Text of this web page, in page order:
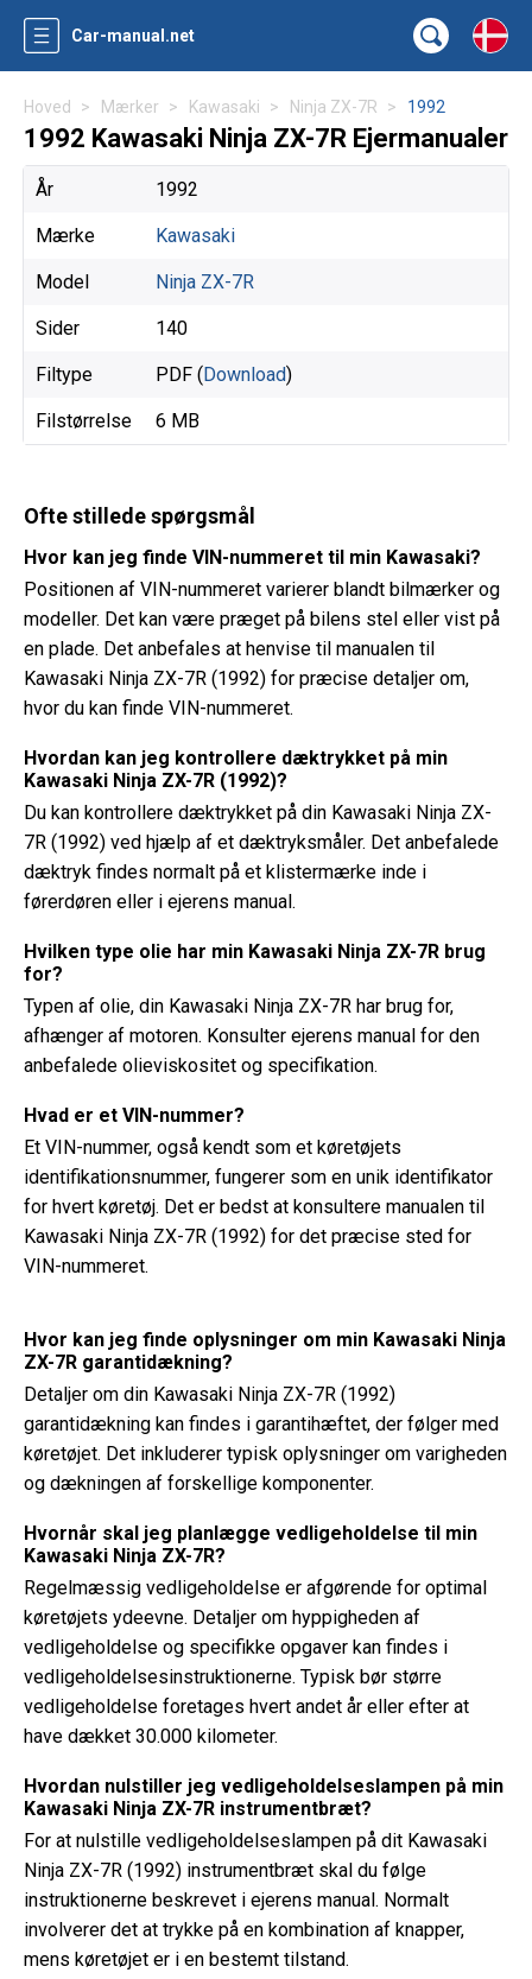
Car-manual.net
Hoved Mærker Kawasaki Ninja ZX-7R 1992
1992 Kawasaki Ninja ZX-7R Ejermanualer
År 1992
Mærke Kawasaki
Model Ninja ZX-7R
Sider 140
Filtype PDF (Download)
Filstørrelse 6 MB
Ofte stillede spørgsmål
Hvor kan jeg finde VIN-nummeret til min Kawasaki?
Positionen af ​​VIN-nummeret varierer blandt bilmærker og
modeller. Det kan være præget på bilens stel eller vist på
en plade. Det anbefales at henvise til manualen til
Kawasaki Ninja ZX-7R (1992) for præcise detaljer om,
hvor du kan finde VIN-nummeret.
Hvordan kan jeg kontrollere dæktrykket på min
Kawasaki Ninja ZX-7R (1992)?
Du kan kontrollere dæktrykket på din Kawasaki Ninja ZX-
7R (1992) ved hjælp af et dæktryksmåler. Det anbefalede
dæktryk findes normalt på et klistermærke inde i
førerdøren eller i ejerens manual.
Hvilken type olie har min Kawasaki Ninja ZX-7R brug
for?
Typen af ​​olie, din Kawasaki Ninja ZX-7R har brug for,
afhænger af motoren. Konsulter ejerens manual for den
anbefalede olieviskositet og specifikation.
Hvad er et VIN-nummer?
Et VIN-nummer, også kendt som et køretøjets
identifikationsnummer, fungerer som en unik identifikator
for hvert køretøj. Det er bedst at konsultere manualen til
Kawasaki Ninja ZX-7R (1992) for det præcise sted for
VIN-nummeret.
Hvor kan jeg finde oplysninger om min Kawasaki Ninja
ZX-7R garantidækning?
Detaljer om din Kawasaki Ninja ZX-7R (1992)
garantidækning kan findes i garantihæftet, der følger med
køretøjet. Det inkluderer typisk oplysninger om varigheden
og dækningen af ​​forskellige komponenter.
Hvornår skal jeg planlægge vedligeholdelse til min
Kawasaki Ninja ZX-7R?
Regelmæssig vedligeholdelse er afgørende for optimal
køretøjets ydeevne. Detaljer om hyppigheden af ​​
vedligeholdelse og specifikke opgaver kan findes i
vedligeholdelsesinstruktionerne. Typisk bør større
vedligeholdelse foretages hvert andet år eller efter at
have dækket 30.000 kilometer.
Hvordan nulstiller jeg vedligeholdelseslampen på min
Kawasaki Ninja ZX-7R instrumentbræt?
For at nulstille vedligeholdelseslampen på dit Kawasaki
Ninja ZX-7R (1992) instrumentbræt skal du følge
instruktionerne beskrevet i ejerens manual. Normalt
involverer det at trykke på en kombination af knapper,
mens køretøjet er i en bestemt tilstand.